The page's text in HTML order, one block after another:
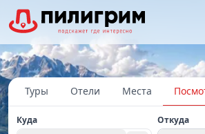
Туры Отели Места
Куда Откуда